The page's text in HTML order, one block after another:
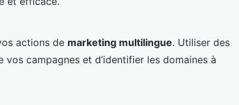
actions de marketing multilingue. Utiliser des
vos campagnes et d’identifier les domaines à